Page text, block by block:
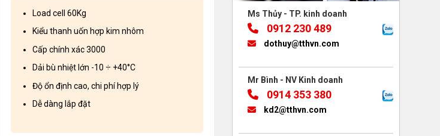
Load cell 60Kg
Kiểu thanh uốn hợp kim nhôm
Cấp chính xác 3000
Dải bù nhiệt lớn -10 ÷ +40°C
Độ ổn định cao, chi phí hợp lý
Dễ dàng lắp đặt
Ms Thủy - TP. kinh doanh
0912 230 489
dothuy@tthvn.com
Mr Bình - NV Kinh doanh
0914 353 380
kd2@tthvn.com